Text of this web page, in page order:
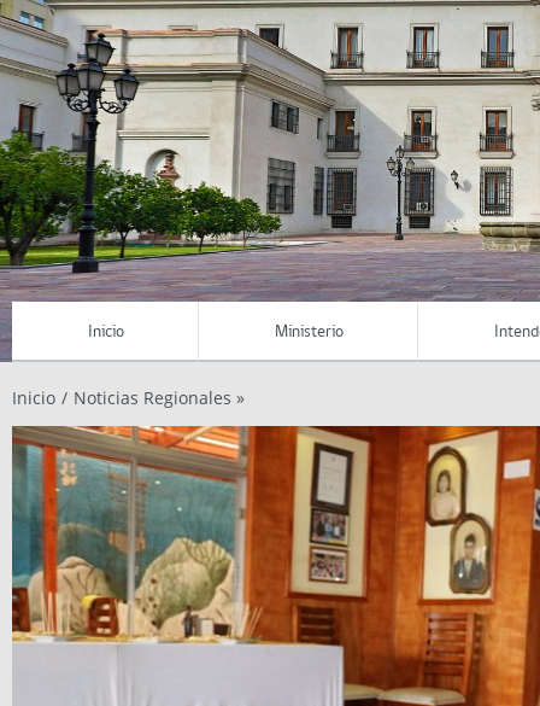
Inicio Ministerio
Inicio / Noticias Regionales »